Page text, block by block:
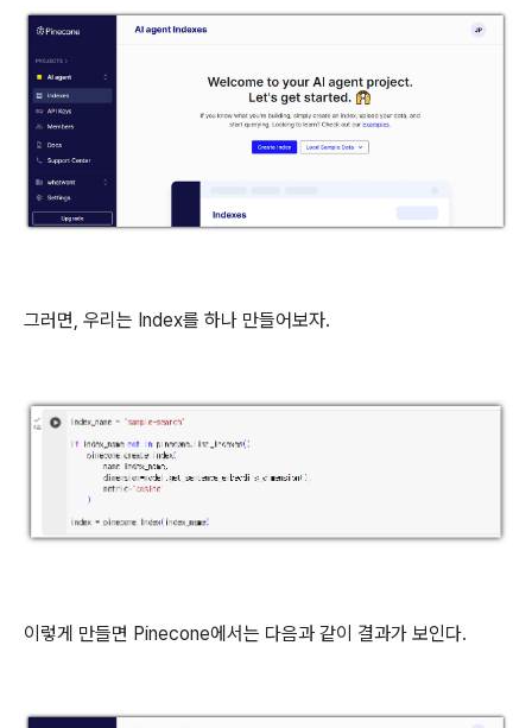
그러면, 우리는 Index를 하나 만들어보자.
이렇게 만들면 Pinecone에서는 다음과 같이 결과가 보인다.